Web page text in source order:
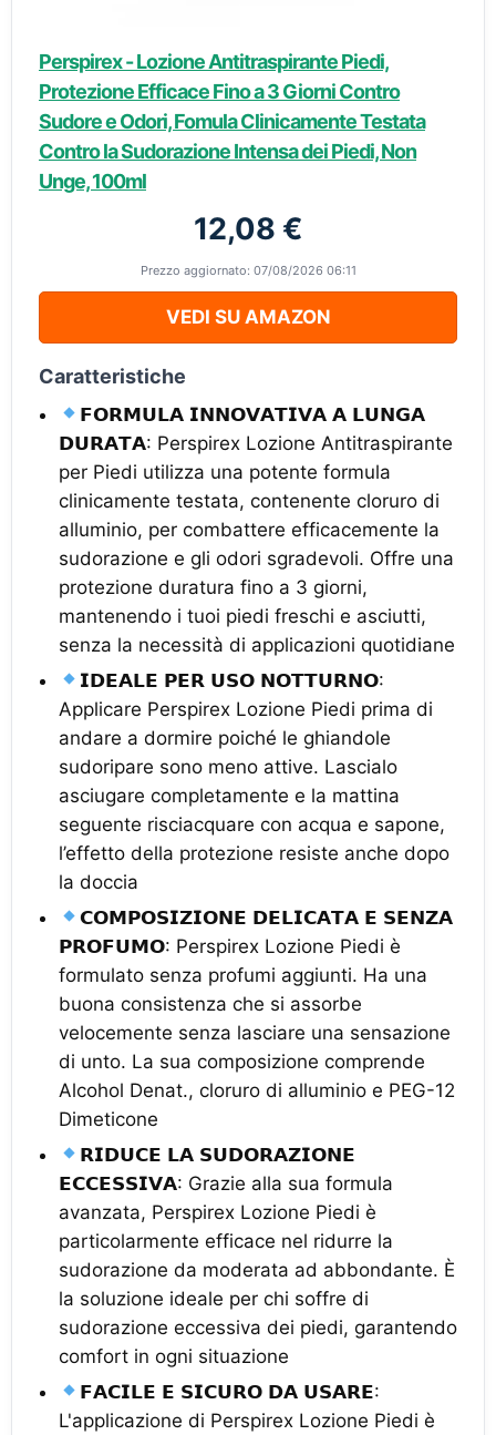
Perspirex - Lozione Antitraspirante Piedi,
Protezione Efficace Fino a 3 Giorni Contro
Sudore e Odori, Fomula Clinicamente Testata
Contro la Sudorazione Intensa dei Piedi, Non
Unge, 100ml
12,08 €
Prezzo aggiornato: 07/08/2026 06:11
VEDI SU AMAZON
Caratteristiche
𝗙𝗢𝗥𝗠𝗨𝗟𝗔 𝗜𝗡𝗡𝗢𝗩𝗔𝗧𝗜𝗩𝗔 𝗔 𝗟𝗨𝗡𝗚𝗔
𝗗𝗨𝗥𝗔𝗧𝗔: Perspirex Lozione Antitraspirante
per Piedi utilizza una potente formula
clinicamente testata, contenente cloruro di
alluminio, per combattere efficacemente la
sudorazione e gli odori sgradevoli. Offre una
protezione duratura fino a 3 giorni,
mantenendo i tuoi piedi freschi e asciutti,
senza la necessità di applicazioni quotidiane
𝗜𝗗𝗘𝗔𝗟𝗘 𝗣𝗘𝗥 𝗨𝗦𝗢 𝗡𝗢𝗧𝗧𝗨𝗥𝗡𝗢:
Applicare Perspirex Lozione Piedi prima di
andare a dormire poiché le ghiandole
sudoripare sono meno attive. Lascialo
asciugare completamente e la mattina
seguente risciacquare con acqua e sapone,
l’effetto della protezione resiste anche dopo
la doccia
𝗖𝗢𝗠𝗣𝗢𝗦𝗜𝗭𝗜𝗢𝗡𝗘 𝗗𝗘𝗟𝗜𝗖𝗔𝗧𝗔 𝗘 𝗦𝗘𝗡𝗭𝗔
𝗣𝗥𝗢𝗙𝗨𝗠𝗢: Perspirex Lozione Piedi è
formulato senza profumi aggiunti. Ha una
buona consistenza che si assorbe
velocemente senza lasciare una sensazione
di unto. La sua composizione comprende
Alcohol Denat., cloruro di alluminio e PEG-12
Dimeticone
𝗥𝗜𝗗𝗨𝗖𝗘 𝗟𝗔 𝗦𝗨𝗗𝗢𝗥𝗔𝗭𝗜𝗢𝗡𝗘
𝗘𝗖𝗖𝗘𝗦𝗦𝗜𝗩𝗔: Grazie alla sua formula
avanzata, Perspirex Lozione Piedi è
particolarmente efficace nel ridurre la
sudorazione da moderata ad abbondante. È
la soluzione ideale per chi soffre di
sudorazione eccessiva dei piedi, garantendo
comfort in ogni situazione
𝗙𝗔𝗖𝗜𝗟𝗘 𝗘 𝗦𝗜𝗖𝗨𝗥𝗢 𝗗𝗔 𝗨𝗦𝗔𝗥𝗘:
L'applicazione di Perspirex Lozione Piedi è